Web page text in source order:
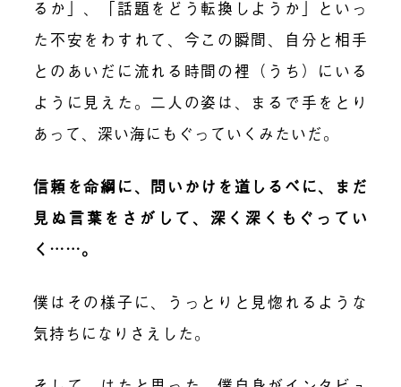
るか」、「話題をどう転換しようか」といっ
た不安をわすれて、今この瞬間、自分と相手
とのあいだに流れる時間の裡（うち）にいる
ように見えた。二人の姿は、まるで手をとり
あって、深い海にもぐっていくみたいだ。
信頼を命綱に、問いかけを道しるべに、まだ
見ぬ言葉をさがして、深く深くもぐってい
く……。
僕はその様子に、うっとりと見惚れるような
気持ちになりさえした。